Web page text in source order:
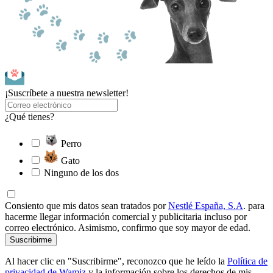
¡Suscríbete a nuestra newsletter!
¿Qué tienes?
Perro
Gato
Ninguno de los dos
Consiento que mis datos sean tratados porNestlé España, S.A. para
hacerme llegar información comercial y publicitaria incluso por
correo electrónico. Asimismo, confirmo que soy mayor de edad.
Suscribirme
Al hacer clic en "Suscribirme", reconozco que he leído la Política de